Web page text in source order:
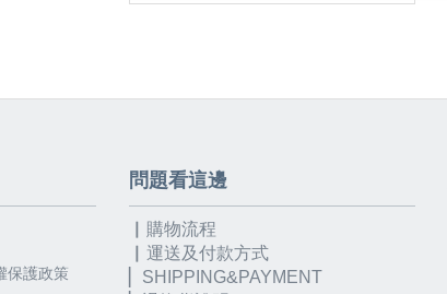
保護政策
問題看這邊
▏購物流程
▏運送及付款方式
▏SHIPPING&PAYMENT